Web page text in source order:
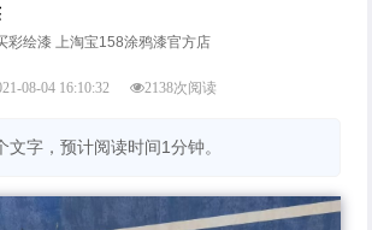
彩绘漆 上淘宝158涂鸦漆官方店
08-04 16:10:32 2138次阅读
文字，预计阅读时间1分钟。